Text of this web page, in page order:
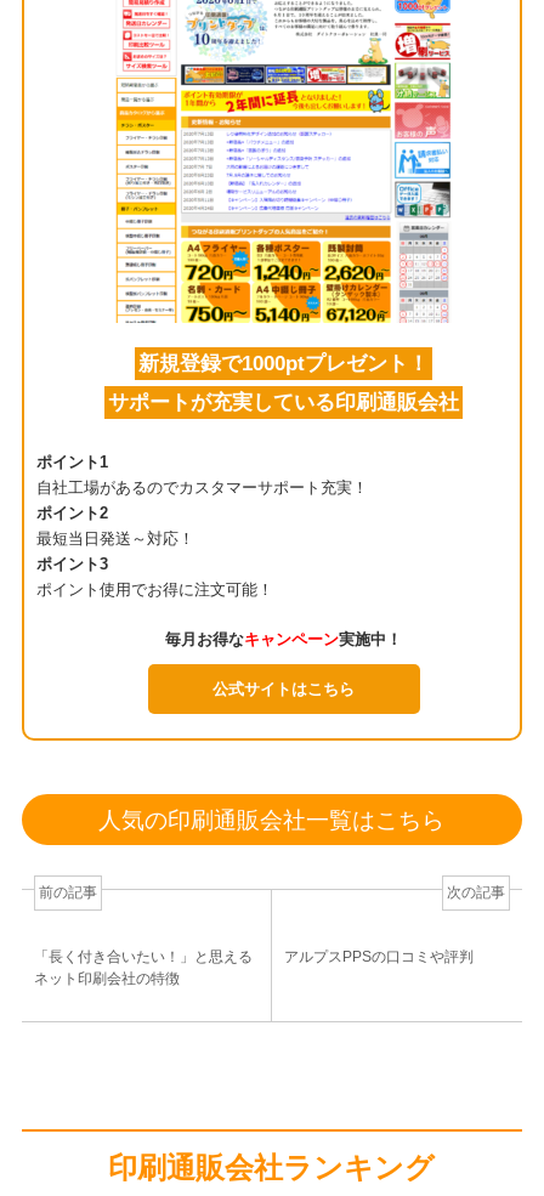
新規登録で1000ptプレゼント！
サポートが充実している印刷通販会社
ポイント1
自社工場があるのでカスタマーサポート充実！
ポイント2
最短当日発送～対応！
ポイント3
ポイント使用でお得に注文可能！
毎月お得なキャンペーン実施中！
公式サイトはこちら
人気の印刷通販会社一覧はこちら
前の記事
「長く付き合いたい！」と思える
ネット印刷会社の特徴
次の記事
アルプスPPSの口コミや評判
印刷通販会社ランキング